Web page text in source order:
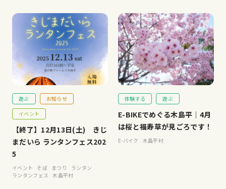
遊ぶ
お知らせ
イベント
【終了】12月13日(土) きじ
まだいら ランタンフェス202
5
イベント そば まつり
ランタン
ランタンフェス
木島平村
体験する 遊ぶ
E-BIKEでめぐる木島平｜4月
は桜と福寿草が見ごろです！
E-バイク 木島平村